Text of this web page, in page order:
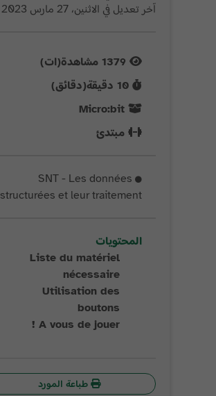
آخر تعديل في الاثنين، 27 مارس 2023
1379 مشاهدة(ات)
10 دقيقة(دقائق)
Micro:bit
مبتدئ
SNT - Les données
structurées et leur traitement
المحتويات
Liste du matériel
nécessaire
Utilisation des
boutons
A vous de jouer !
طباعة المورد